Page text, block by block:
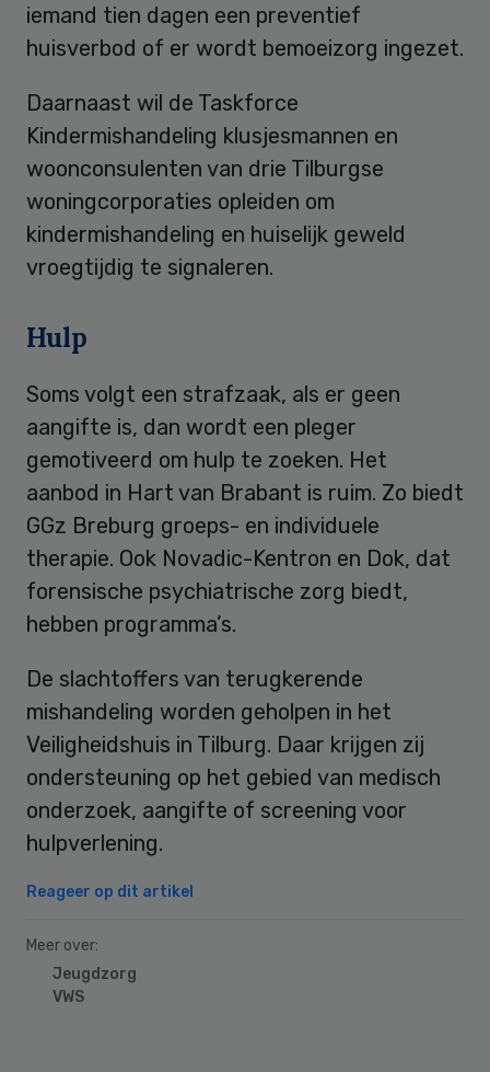
iemand tien dagen een preventief
huisverbod of er wordt bemoeizorg ingezet.
Daarnaast wil de Taskforce
Kindermishandeling klusjesmannen en
woonconsulenten van drie Tilburgse
woningcorporaties opleiden om
kindermishandeling en huiselijk geweld
vroegtijdig te signaleren.
Hulp
Soms volgt een strafzaak, als er geen
aangifte is, dan wordt een pleger
gemotiveerd om hulp te zoeken. Het
aanbod in Hart van Brabant is ruim. Zo biedt
GGz Breburg groeps- en individuele
therapie. Ook Novadic-Kentron en Dok, dat
forensische psychiatrische zorg biedt,
hebben programma’s.
De slachtoffers van terugkerende
mishandeling worden geholpen in het
Veiligheidshuis in Tilburg. Daar krijgen zij
ondersteuning op het gebied van medisch
onderzoek, aangifte of screening voor
hulpverlening.
Reageer op dit artikel
Meer over:
Jeugdzorg
VWS